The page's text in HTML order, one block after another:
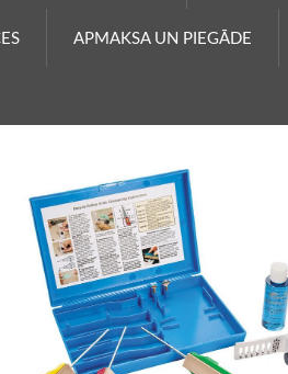
APMAKSA UN PIEGĀDE